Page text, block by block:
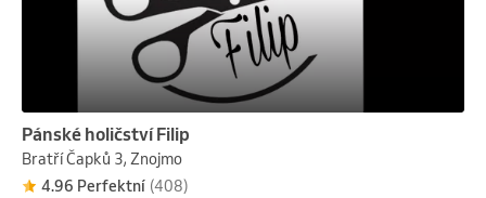
Pánské holičství Filip
Bratří Čapků 3, Znojmo
4.96 Perfektní (408)